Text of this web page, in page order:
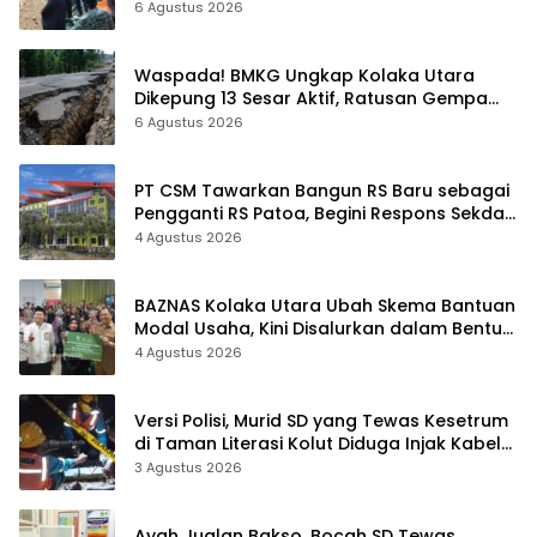
6 Agustus 2026
Waspada! BMKG Ungkap Kolaka Utara
Dikepung 13 Sesar Aktif, Ratusan Gempa
Sudah Terekam
6 Agustus 2026
PT CSM Tawarkan Bangun RS Baru sebagai
Pengganti RS Patoa, Begini Respons Sekda
Kolut
4 Agustus 2026
BAZNAS Kolaka Utara Ubah Skema Bantuan
Modal Usaha, Kini Disalurkan dalam Bentuk
Barang Senilai Rp419,5 Juta
4 Agustus 2026
Versi Polisi, Murid SD yang Tewas Kesetrum
di Taman Literasi Kolut Diduga Injak Kabel
Beraliran Listrik
3 Agustus 2026